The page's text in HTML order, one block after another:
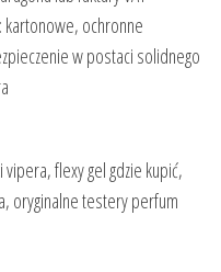
kartonowe, ochronne
w postaci solidnego
flexy gel gdzie kupić,
oryginalne testery perfum